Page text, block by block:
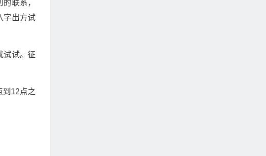
联系，
字出方试
试试。征
12点之